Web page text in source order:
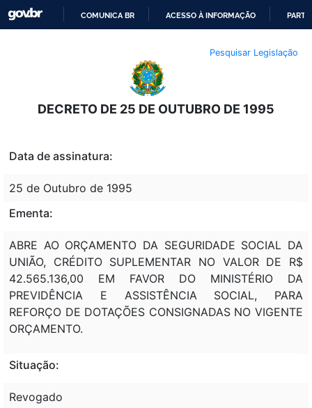
O
CONTEÚDO
COMUNICA BR ACESSO À INFORMAÇÃO
Pesquisar Legislação
DECRETO DE 25 DE OUTUBRO DE 1995
Data de assinatura:
25 de Outubro de 1995
Ementa:
ABRE AO ORÇAMENTO DA SEGURIDADE SOCIAL DA
UNIÃO, CRÉDITO SUPLEMENTAR NO VALOR DE R$
42.565.136,00 EM FAVOR DO MINISTÉRIO DA
PREVIDÊNCIA E ASSISTÊNCIA SOCIAL, PARA
REFORÇO DE DOTAÇÕES CONSIGNADAS NO VIGENTE
ORÇAMENTO.
Situação:
Revogado